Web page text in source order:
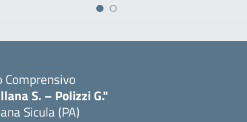
S. – Polizzi G."
Sicula (PA)